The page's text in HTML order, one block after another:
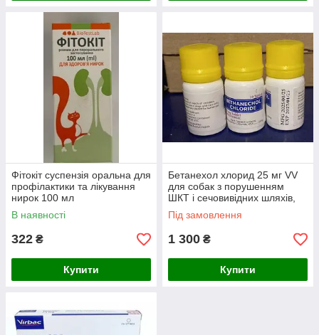
Фітокіт суспензія оральна для
профілактики та лікування
нирок 100 мл
В наявності
322 ₴
Купити
Бетанехол хлорид 25 мг VV
для собак з порушенням
ШКТ і сечовивідних шляхів,
10 табл
Під замовлення
1 300 ₴
Купити